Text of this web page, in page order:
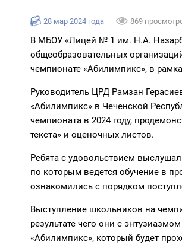
28 мар 2024 года 869
В МБОУ «Лицей № 1 им. Н.А.
общеобразовательных
чемпионате «Абилимпикс», в
Руководитель ЦРД Рамзан
«Абилимпикс» в Чеченской
чемпионата в 2024 году,
текста» и оценочных листов.
Ребята с удовольствием
по которым ведется обучение в
ознакомились с порядком
Выступление школьников на
результате чего они с
«Абилимпикс», который будет